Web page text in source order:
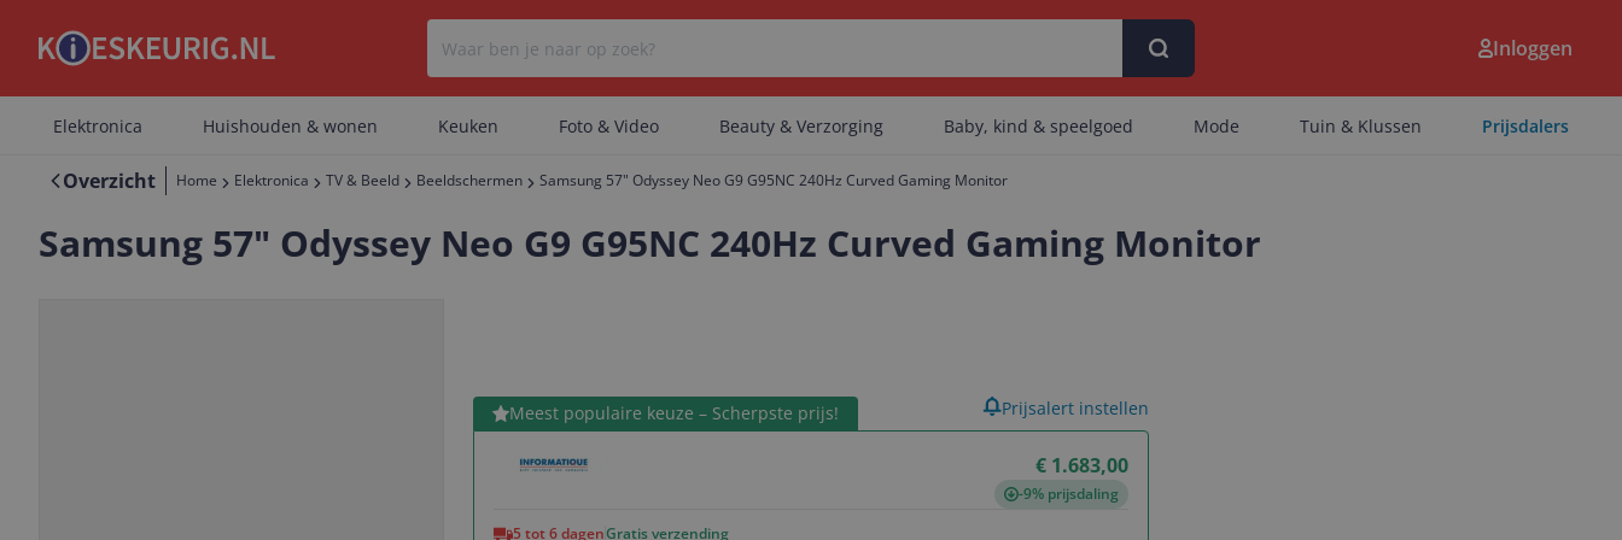
Er zijn geen artikelen gevonden.
Inloggen
Elektronica Huishouden & wonen Keuken Foto & Video Beauty & Verzorging Baby, kind & speelgoed Mode Tuin & Klussen Prijsdalers
Overzicht Home Elektronica TV & Beeld Beeldschermen Samsung 57" Odyssey Neo G9 G95NC 240Hz Curved Gaming Monitor
Samsung 57" Odyssey Neo G9 G95NC 240Hz Curved Gaming Monitor
Meest populaire keuze – Scherpste prijs!
€ 1.683,00
-9% prijsdaling
5 tot 6 dagenGratis verzending
Bekijk product Prijsalert instellen